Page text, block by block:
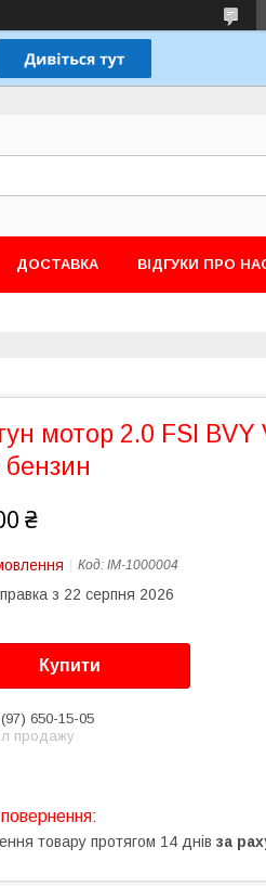
ДОСТАВКА ВІДГУКИ ПРО
мотор 2.0 FSI BVY
₴
Код: IM-1000004
з 22 серпня 2026
Купити
650-15-05
продажу
товару протягом 14 днів за